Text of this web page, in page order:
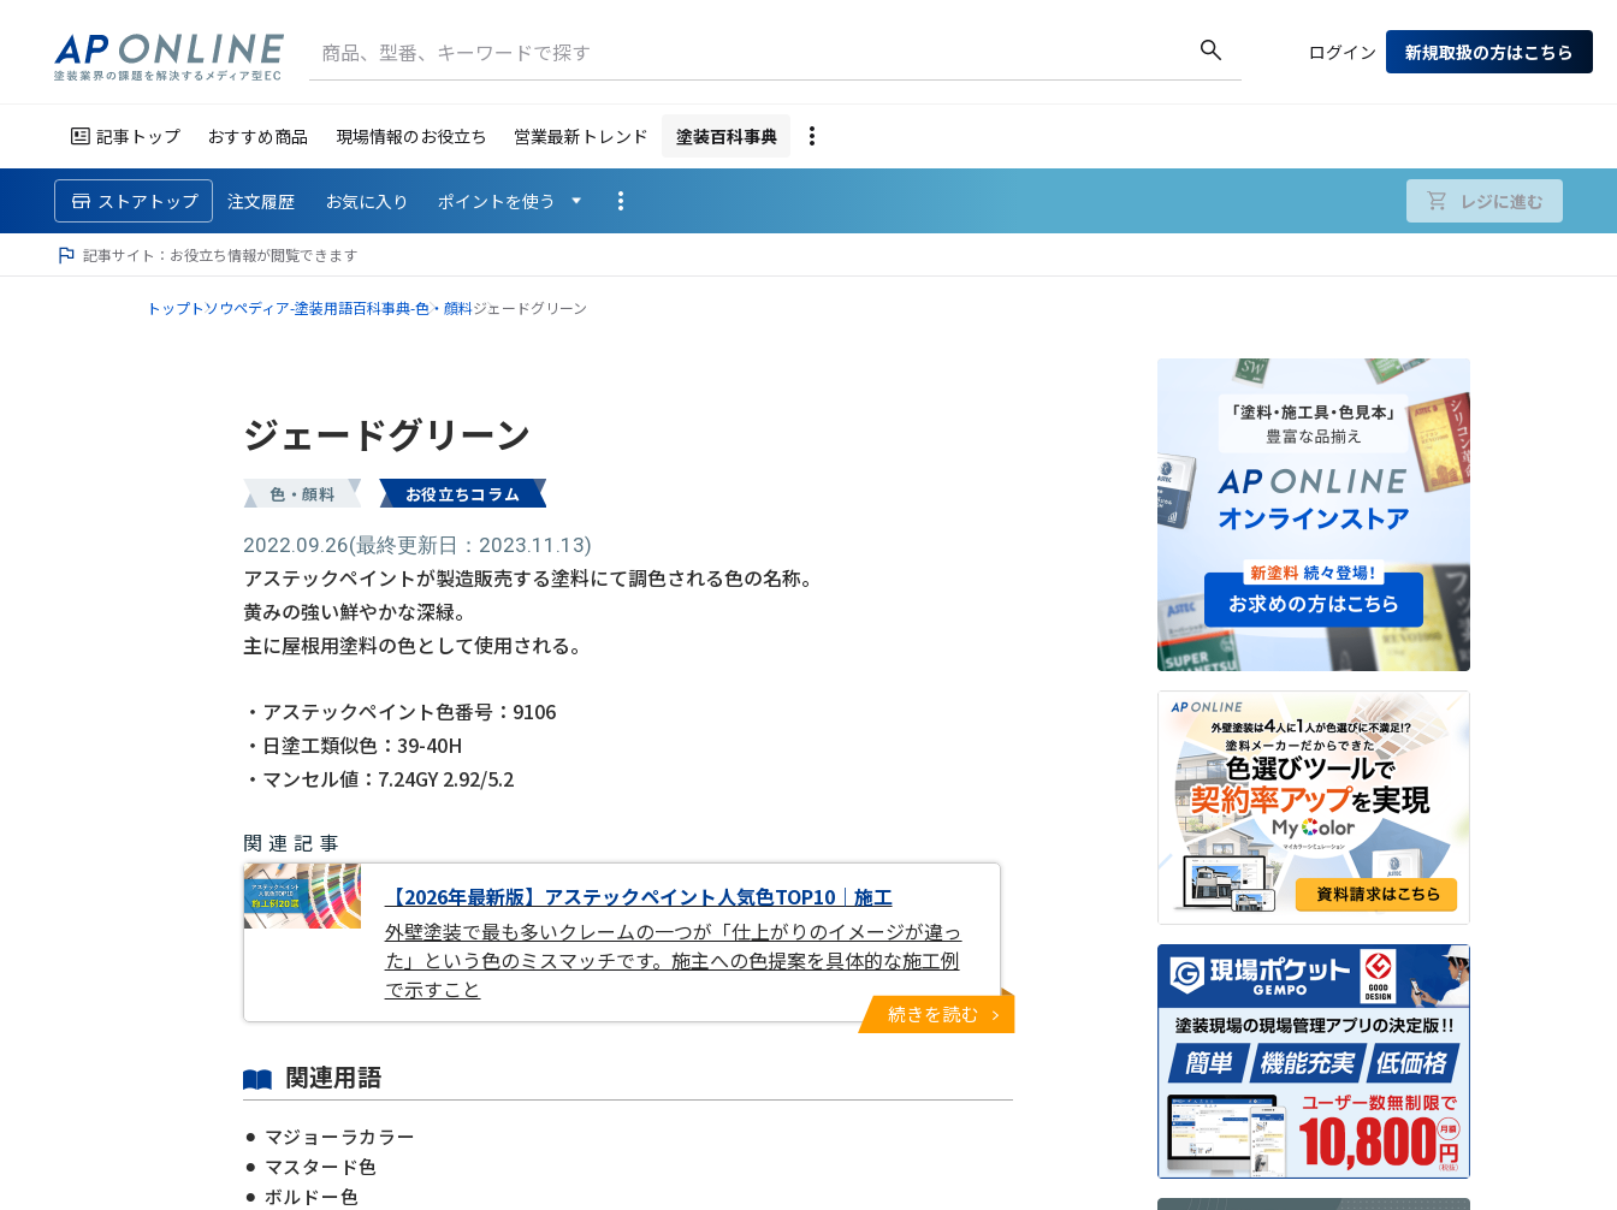
商品、型番、キーワードで探す ログイン 新規取扱の方はこちら
記事トップ おすすめ商品 現場情報のお役立ち 営業最新トレンド 塗装百科事典
ストアトップ 注文履歴 お気に入り ポイントを使う レジに進む
記事サイト：お役立ち情報が閲覧できます
トップトソウペディア-塗装用語百科事典-色・顔料ジェードグリーン
ジェードグリーン
色・顔料 お役立ちコラム
2022.09.26(最終更新日：2023.11.13)
アステックペイントが製造販売する塗料にて調色される色の名称。
黄みの強い鮮やかな深緑。
主に屋根用塗料の色として使用される。
・アステックペイント色番号：9106
・日塗工類似色：39-40H
・マンセル値：7.24GY 2.92/5.2
関連記事
【2026年最新版】アステックペイント人気色TOP10｜施工
外壁塗装で最も多いクレームの一つが「仕上がりのイメージが違っ
た」という色のミスマッチです。施主への色提案を具体的な施工例
で示すこと
続きを読む
関連用語
マジョーラカラー
マスタード色
ボルドー色